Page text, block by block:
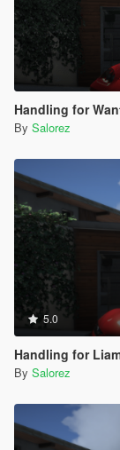
Handling for
By Salorez
5.0
Handling for
By Salorez